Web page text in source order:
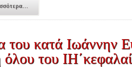
του κατά Ιωάννην
του